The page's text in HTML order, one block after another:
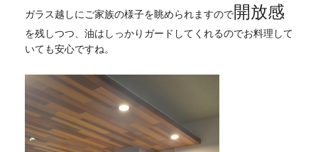
ガラス越しにご家族の様子を眺められますので開放感
を残しつつ、油はしっかりガードしてくれるのでお料理して
いても安心ですね。